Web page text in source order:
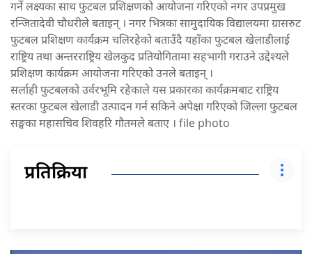
गर्ने लक्ष्यका साथ फुटबल प्रशिक्षणको आयोजना गरिएको नगर उपप्रमुख
रन्जितादेवी चौधरीले बताइन् । नगर भित्रका सामुदायिक विद्यालयमा ग्रासरुट
फुटबल प्रशिक्षण कार्यक्रम चलिरहेको बताउँदै यहाँका फुटबल खेलाडीलाई
राष्ट्रिय तथा अन्तरराष्ट्रिय खेलकुद प्रतियोगितामा सहभागी गराउने उद्देश्यले
प्रशिक्षण कार्यक्रम आयोजना गरिएको उनले बताइन् ।
सर्लाही फुटबलको उर्वरभूमि रहेकाले यस प्रकारका कार्यक्रमबाट राष्ट्रिय
स्तरका फुटबल खेलाडी उत्पादन गर्न सकिने अपेक्षा गरिएको जिल्ला फुटबल
सङ्घका महासचिव शिवहरि गौतमले बताए । file photo
प्रतिक्रिया